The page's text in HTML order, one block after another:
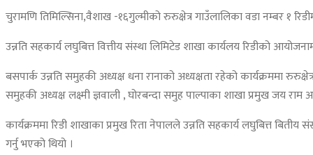
चुरामणि तिमिल्सिना,वैशाख -१६गुल्मीको रुरुक्षेत्र गाउँलालिका वडा नम्बर १
उन्नति सहकार्य लघुबित्त वित्तीय संस्था लिमिटेड शाखा कार्यलय रिडीको
बसपार्क उन्नति समुहकी अध्यक्ष धना रानाको अध्यक्षता रहेको कार्यक्रममा
समुहकी अध्यक्ष लक्ष्मी ज्ञवाली , घोरबन्दा समुह पाल्पाका शाखा प्रमुख जय राम
कार्यक्रममा रिडी शाखाका प्रमुख रिता नेपालले उन्नति सहकार्य लघुबित्त बितीय
गर्नु भएको थियो ।